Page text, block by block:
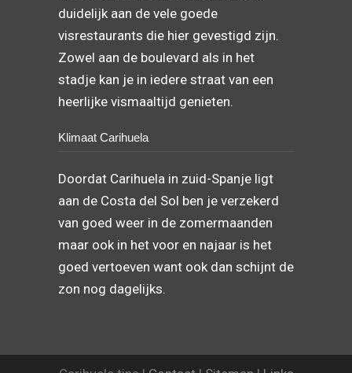
duidelijk aan de vele goede
visrestaurants die hier gevestigd zijn.
Zowel aan de boulevard als in het
stadje kan je in iedere straat van een
heerlijke vismaaltijd genieten.
Klimaat Carihuela
Doordat Carihuela in zuid-Spanje ligt
aan de Costa del Sol ben je verzekerd
van goed weer in de zomermaanden
maar ook in het voor en najaar is het
goed vertoeven want ook dan schijnt de
zon nog dagelijks.